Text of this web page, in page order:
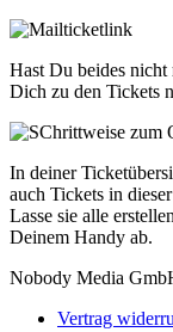
Hast Du beides
Dich zu den Tickets
In deiner
auch Tickets in
Lasse sie alle
Deinem Handy ab.
Nobody Media
Vertrag